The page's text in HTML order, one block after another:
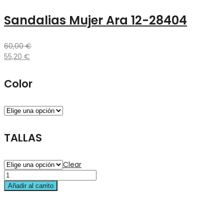
Sandalias Mujer Ara 12-28404
60,00€
55,20 €
Color
TALLAS
Clear
Añadir al carrito